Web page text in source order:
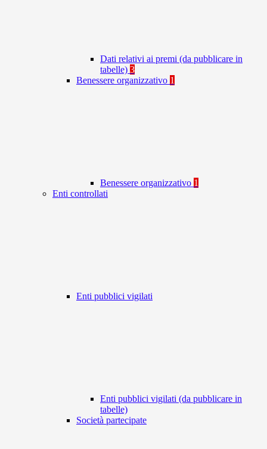
Dati relativi ai premi (da pubblicare in
tabelle) 3
Benessere organizzativo 1
Benessere organizzativo 1
Enti controllati
Enti pubblici vigilati
Enti pubblici vigilati (da pubblicare in
tabelle)
Società partecipate